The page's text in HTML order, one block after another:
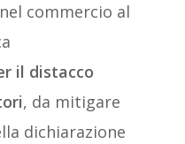
commercio al
il distacco
, da mitigare
dichiarazione